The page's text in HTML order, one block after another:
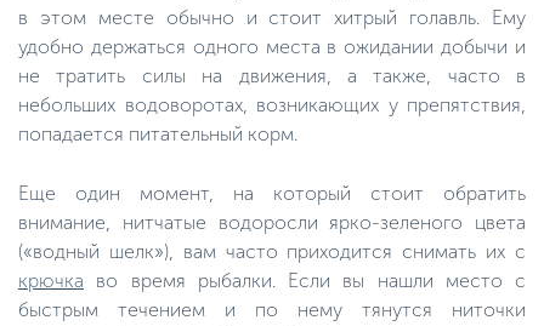
в этом месте обычно и стоит хитрый голавль. Ему
удобно держаться одного места в ожидании добычи и
не тратить силы на движения, а также, часто в
небольших водоворотах, возникающих у препятствия,
попадается питательный корм.
Еще один момент, на который стоит обратить
внимание, нитчатые водоросли ярко-зеленого цвета
(«водный шелк»), вам часто приходится снимать их с
крючка во время рыбалки. Если вы нашли место с
быстрым течением и по нему тянутся ниточки